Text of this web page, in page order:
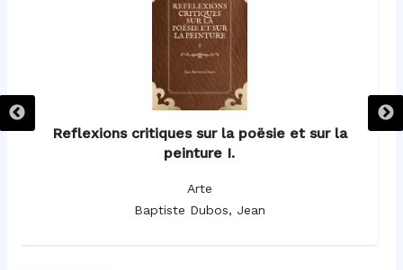
Reflexions critiques sur la poësie et sur la
peinture I.
Arte
Baptiste Dubos, Jean